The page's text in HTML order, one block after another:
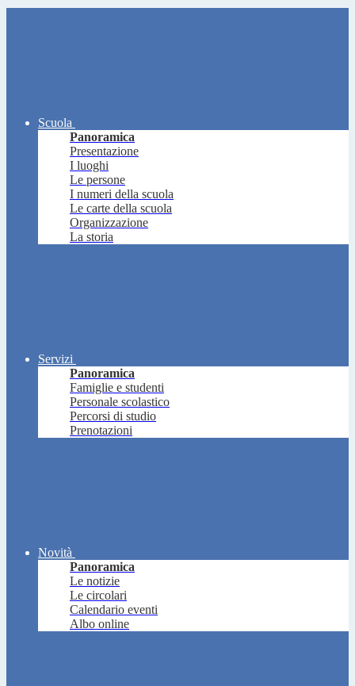
Scuola
Panoramica
Presentazione
I luoghi
Le persone
I numeri della scuola
Le carte della scuola
Organizzazione
La storia
Servizi
Panoramica
Famiglie e studenti
Personale scolastico
Percorsi di studio
Prenotazioni
Novità
Panoramica
Le notizie
Le circolari
Calendario eventi
Albo online